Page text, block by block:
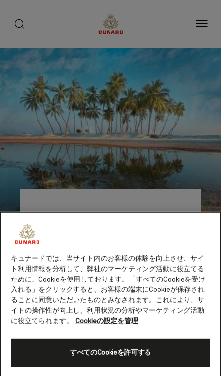
へ
プ
サララ（オマーン）
ス・ビン・サイード元国王の生誕地でもあ
ります。カリーフでは独特な雰囲気を楽し
めるだけでなく、見どころや体験すべきア
クティビティがたくさんあります。
サララは、緑豊かな牧草地だけでなく、コ
コナッツの木とリラックスした雰囲気がカ
リブ海のような雰囲気を醸し出す美しいビ
ーチで有名です。洞窟や潮吹き穴がいくつ
キュナードでは、当サイト内のお客様の体験を向上させ、サイ
ト利用情報を分析して、弊社のマーケティング活動に役立てる
ために、Cookieを使用しております。「すべてのCookieを受け
入れる」をクリックすると、お客様の端末にCookieが保存され
ることに同意いただいたものとみなされます。これにより、サ
イトの操作性が向上し、利用状況の分析やマーケティング活動
に役立てられます。
Cookieの設定を管理
すべてのCookieを許可する